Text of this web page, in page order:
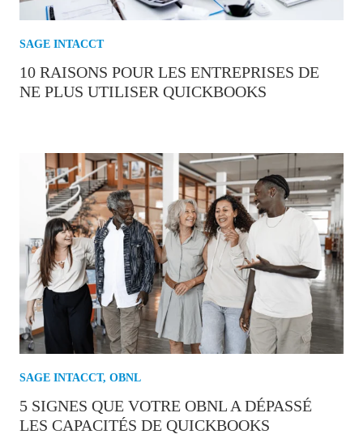
SAGE INTACCT
10 RAISONS POUR LES ENTREPRISES DE
NE PLUS UTILISER QUICKBOOKS
SAGE INTACCT, OBNL
5 SIGNES QUE VOTRE OBNL A DÉPASSÉ
LES CAPACITÉS DE QUICKBOOKS